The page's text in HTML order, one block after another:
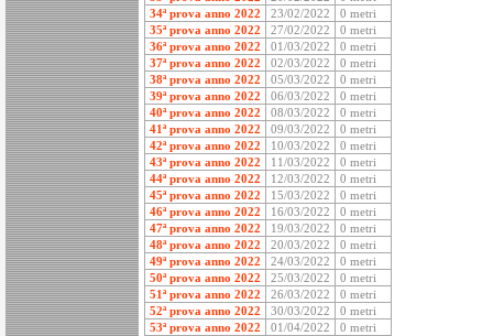
34ª prova anno 2022
23/02/2022
0 metri
35ª prova anno 2022
27/02/2022
0 metri
36ª prova anno 2022
01/03/2022
0 metri
37ª prova anno 2022
02/03/2022
0 metri
38ª prova anno 2022
05/03/2022
0 metri
39ª prova anno 2022
06/03/2022
0 metri
40ª prova anno 2022
08/03/2022
0 metri
41ª prova anno 2022
09/03/2022
0 metri
42ª prova anno 2022
10/03/2022
0 metri
43ª prova anno 2022
11/03/2022
0 metri
44ª prova anno 2022
12/03/2022
0 metri
45ª prova anno 2022
15/03/2022
0 metri
46ª prova anno 2022
16/03/2022
0 metri
47ª prova anno 2022
19/03/2022
0 metri
48ª prova anno 2022
20/03/2022
0 metri
49ª prova anno 2022
24/03/2022
0 metri
50ª prova anno 2022
25/03/2022
0 metri
51ª prova anno 2022
26/03/2022
0 metri
52ª prova anno 2022
30/03/2022
0 metri
53ª prova anno 2022
01/04/2022
0 metri